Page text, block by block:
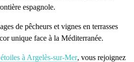
espagnole.
de pêcheurs et vignes en terrasses
unique face à la Méditerranée.
à Argelès-sur-Mer, vous rejoignez